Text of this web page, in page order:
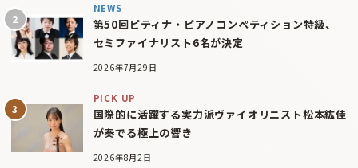
NEWS
第50回ピティナ・ピアノコンペティション特級、
セミファイナリスト6名が決定
2026年7月29日
PICK UP
国際的に活躍する実力派ヴァイオリニスト松本紘佳
が奏でる極上の響き
2026年8月2日